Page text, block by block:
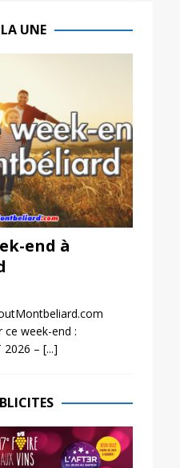
UNE
end à
ce week-end :
2026 – [...]